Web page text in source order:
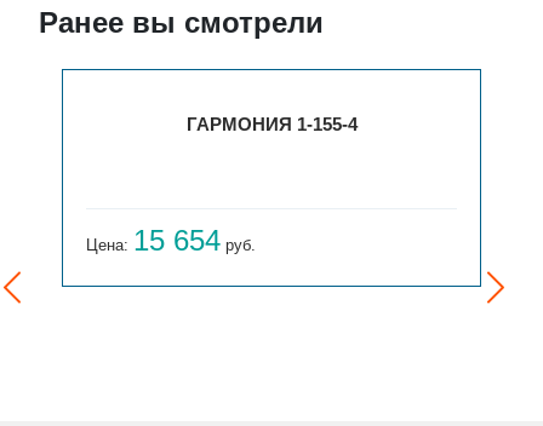
Ранее вы смотрели
ГАРМОНИЯ 1-155-4
Цена: 15 654 руб.